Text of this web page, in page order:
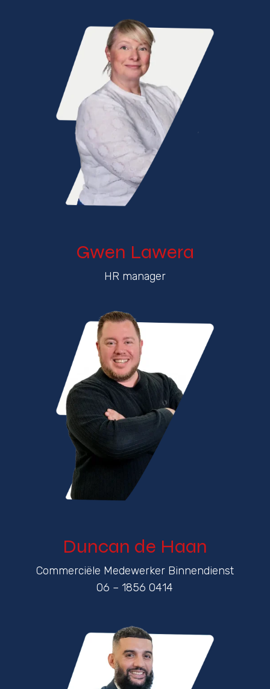
Gwen Lawera
HR manager
Duncan de Haan
Commerciële Medewerker Binnendienst
06 – 1856 0414